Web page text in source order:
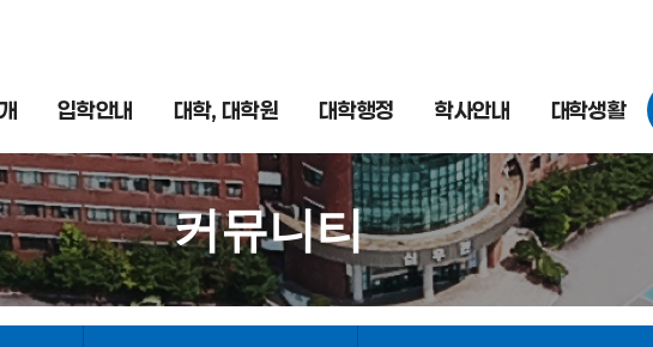
입학안내 대학, 대학원 대학행정 학사안내 대학생활
커뮤니티